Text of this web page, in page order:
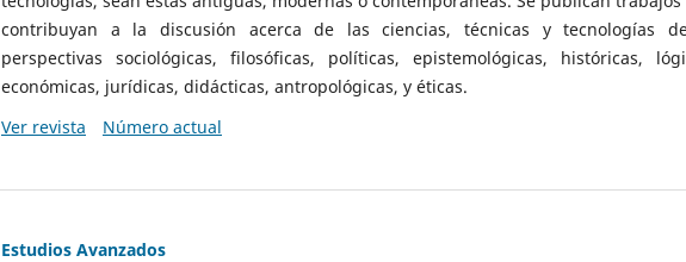
contribuyan a la discusión acerca de las ciencias, técnicas y tecnologías
perspectivas sociológicas, filosóficas, políticas, epistemológicas, históricas,
económicas, jurídicas, didácticas, antropológicas, y éticas.
Ver revista
Número actual
Estudios Avanzados